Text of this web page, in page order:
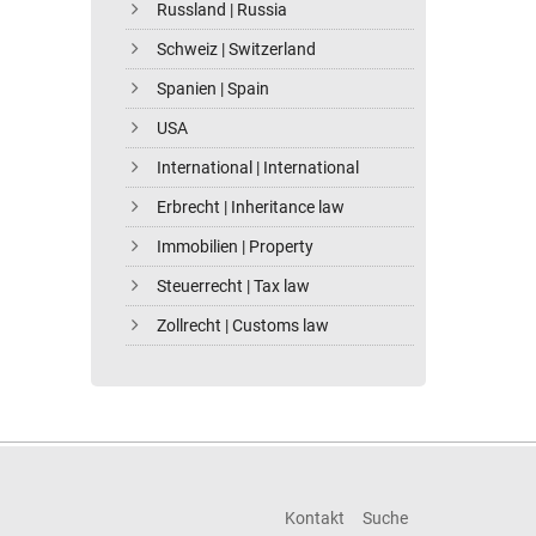
Russland | Russia
Schweiz | Switzerland
Spanien | Spain
USA
International | International
Erbrecht | Inheritance law
Immobilien | Property
Steuerrecht | Tax law
Zollrecht | Customs law
Kontakt Suche